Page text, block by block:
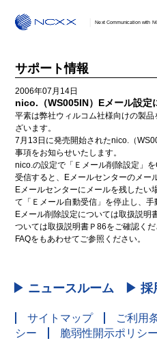
Next Communication with
サポート情報
2006年07月14日
nico.（WS005IN）Eメール設定
平素は弊社ウィルコム社様向けの製
ざいます。
7月13日に発売開始されたnico.（
事項をお知らせいたします。
nico.の設定で「Ｅメール削除設定」
受信すると、Eメールセンターのメー
Eメールセンターにメールを残したい
て「Ｅメール自動受信」を停止し、手
Eメール削除設定については取扱説明
ついては取扱説明書Ｐ86をご確認くだ
FAQをもあわせてご参照ください。
▶ ニュースルーム ▶ 採
サイトマップ ご利用
シー
脆弱性開示ポリシー